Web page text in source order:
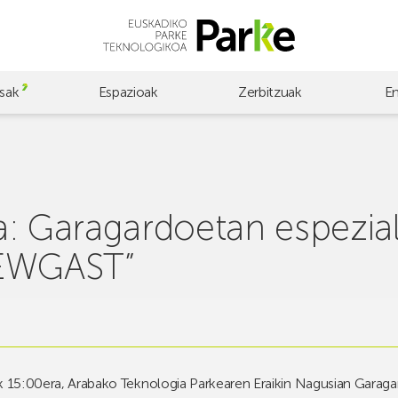
Espazioak Zerbitzuak
Garagardoetan
15:00era, Arabako Teknologia Parkearen Eraikin Nagusian